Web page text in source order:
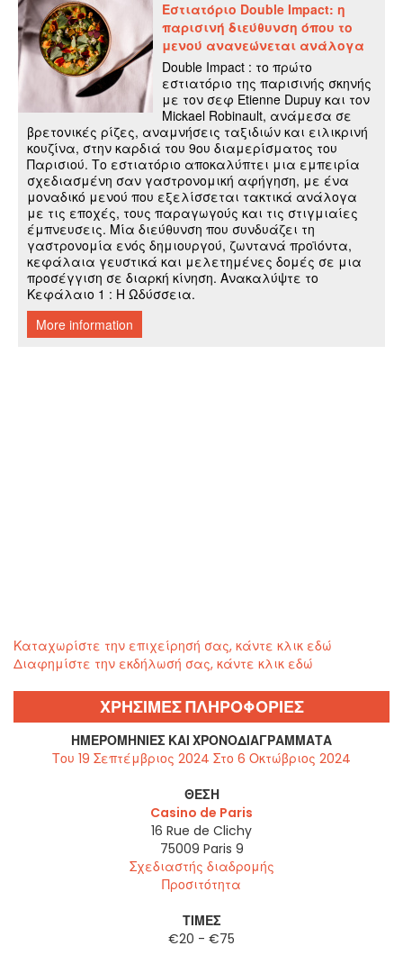
Καταχωρίστε την επιχείρησή σας, κάντε κλικ εδώ
Διαφημίστε την εκδήλωσή σας, κάντε κλικ εδώ
ΧΡΗΣΙΜΕΣ ΠΛΗΡΟΦΟΡΙΕΣ
ΗΜΕΡΟΜΗΝΊΕΣ ΚΑΙ ΧΡΟΝΟΔΙΑΓΡΆΜΜΑΤΑ
Του 19 Σεπτέμβριος 2024 Στο 6 Οκτώβριος 2024
ΘΈΣΗ
Casino de Paris
16 Rue de Clichy
75009 Paris 9
Σχεδιαστής διαδρομής
Προσιτότητα
ΤΙΜΈΣ
€20 - €75